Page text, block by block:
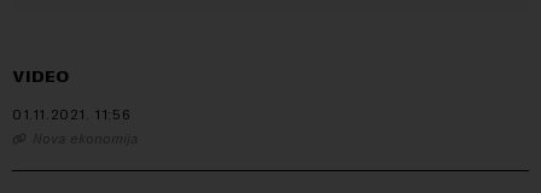
VIDEO
01.11.2021. 11:56
Nova ekonomija